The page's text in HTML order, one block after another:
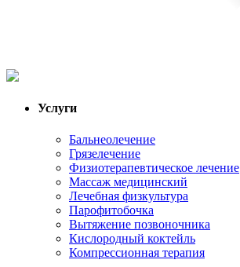
Услуги
Бальнеолечение
Грязелечение
Физиотерапевтическое лечение
Массаж медицинский
Лечебная физкультура
Парофитобочка
Вытяжение позвоночника
Кислородный коктейль
Компрессионная терапия